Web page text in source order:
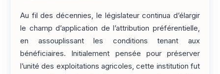
Au fil des décennies, le législateur continua d’élargir
le champ d’application de l’attribution préférentielle,
en assouplissant les conditions tenant aux
bénéficiaires. Initialement pensée pour préserver
l’unité des exploitations agricoles, cette institution fut